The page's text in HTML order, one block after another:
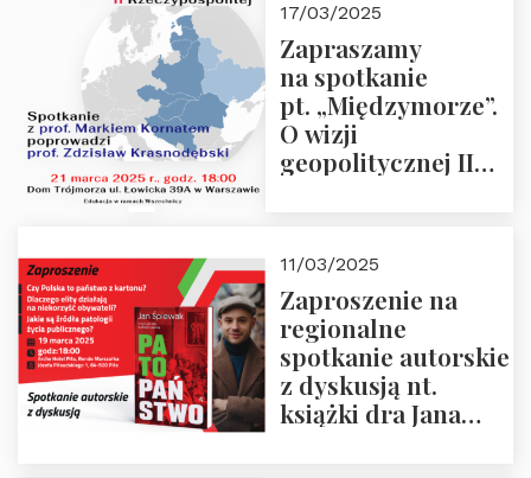
“Rosja-Niemcy…”
17/03/2025
Zapraszamy
na spotkanie
pt. „Międzymorze”.
O wizji
geopolitycznej II
i prof.
Krasnodębski
11/03/2025
Zaproszenie na
regionalne
spotkanie autorskie
z dyskusją nt.
książki dra Jana